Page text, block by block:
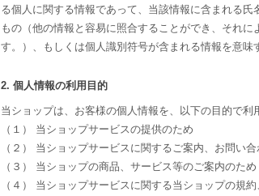
る個人に関する情報であって、当該情報に含まれる
もの（他の情報と容易に照合することができ、それ
す。）、もしくは個人識別符号が含まれる情報を意味
2. 個人情報の利用目的
当ショップは、お客様の個人情報を、以下の目的で利
（１） 当ショップサービスの提供のため
（２） 当ショップサービスに関するご案内、お問い
（３） 当ショップの商品、サービス等のご案内のため
（４） 当ショップサービスに関する当ショップの規